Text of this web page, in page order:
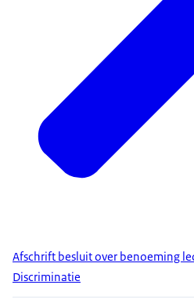
Afschrift besluit over benoeming
Discriminatie